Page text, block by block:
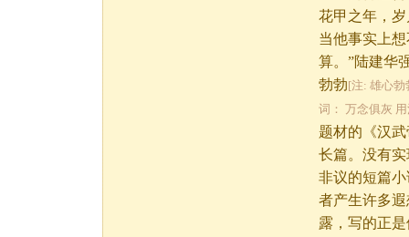
花甲之年，
当他事实上
算。”陆建华
勃勃[注: 雄心勃
词： 万念俱灰
题材的《汉
长篇。没有
非议的短篇小
者产生许多
露，写的正